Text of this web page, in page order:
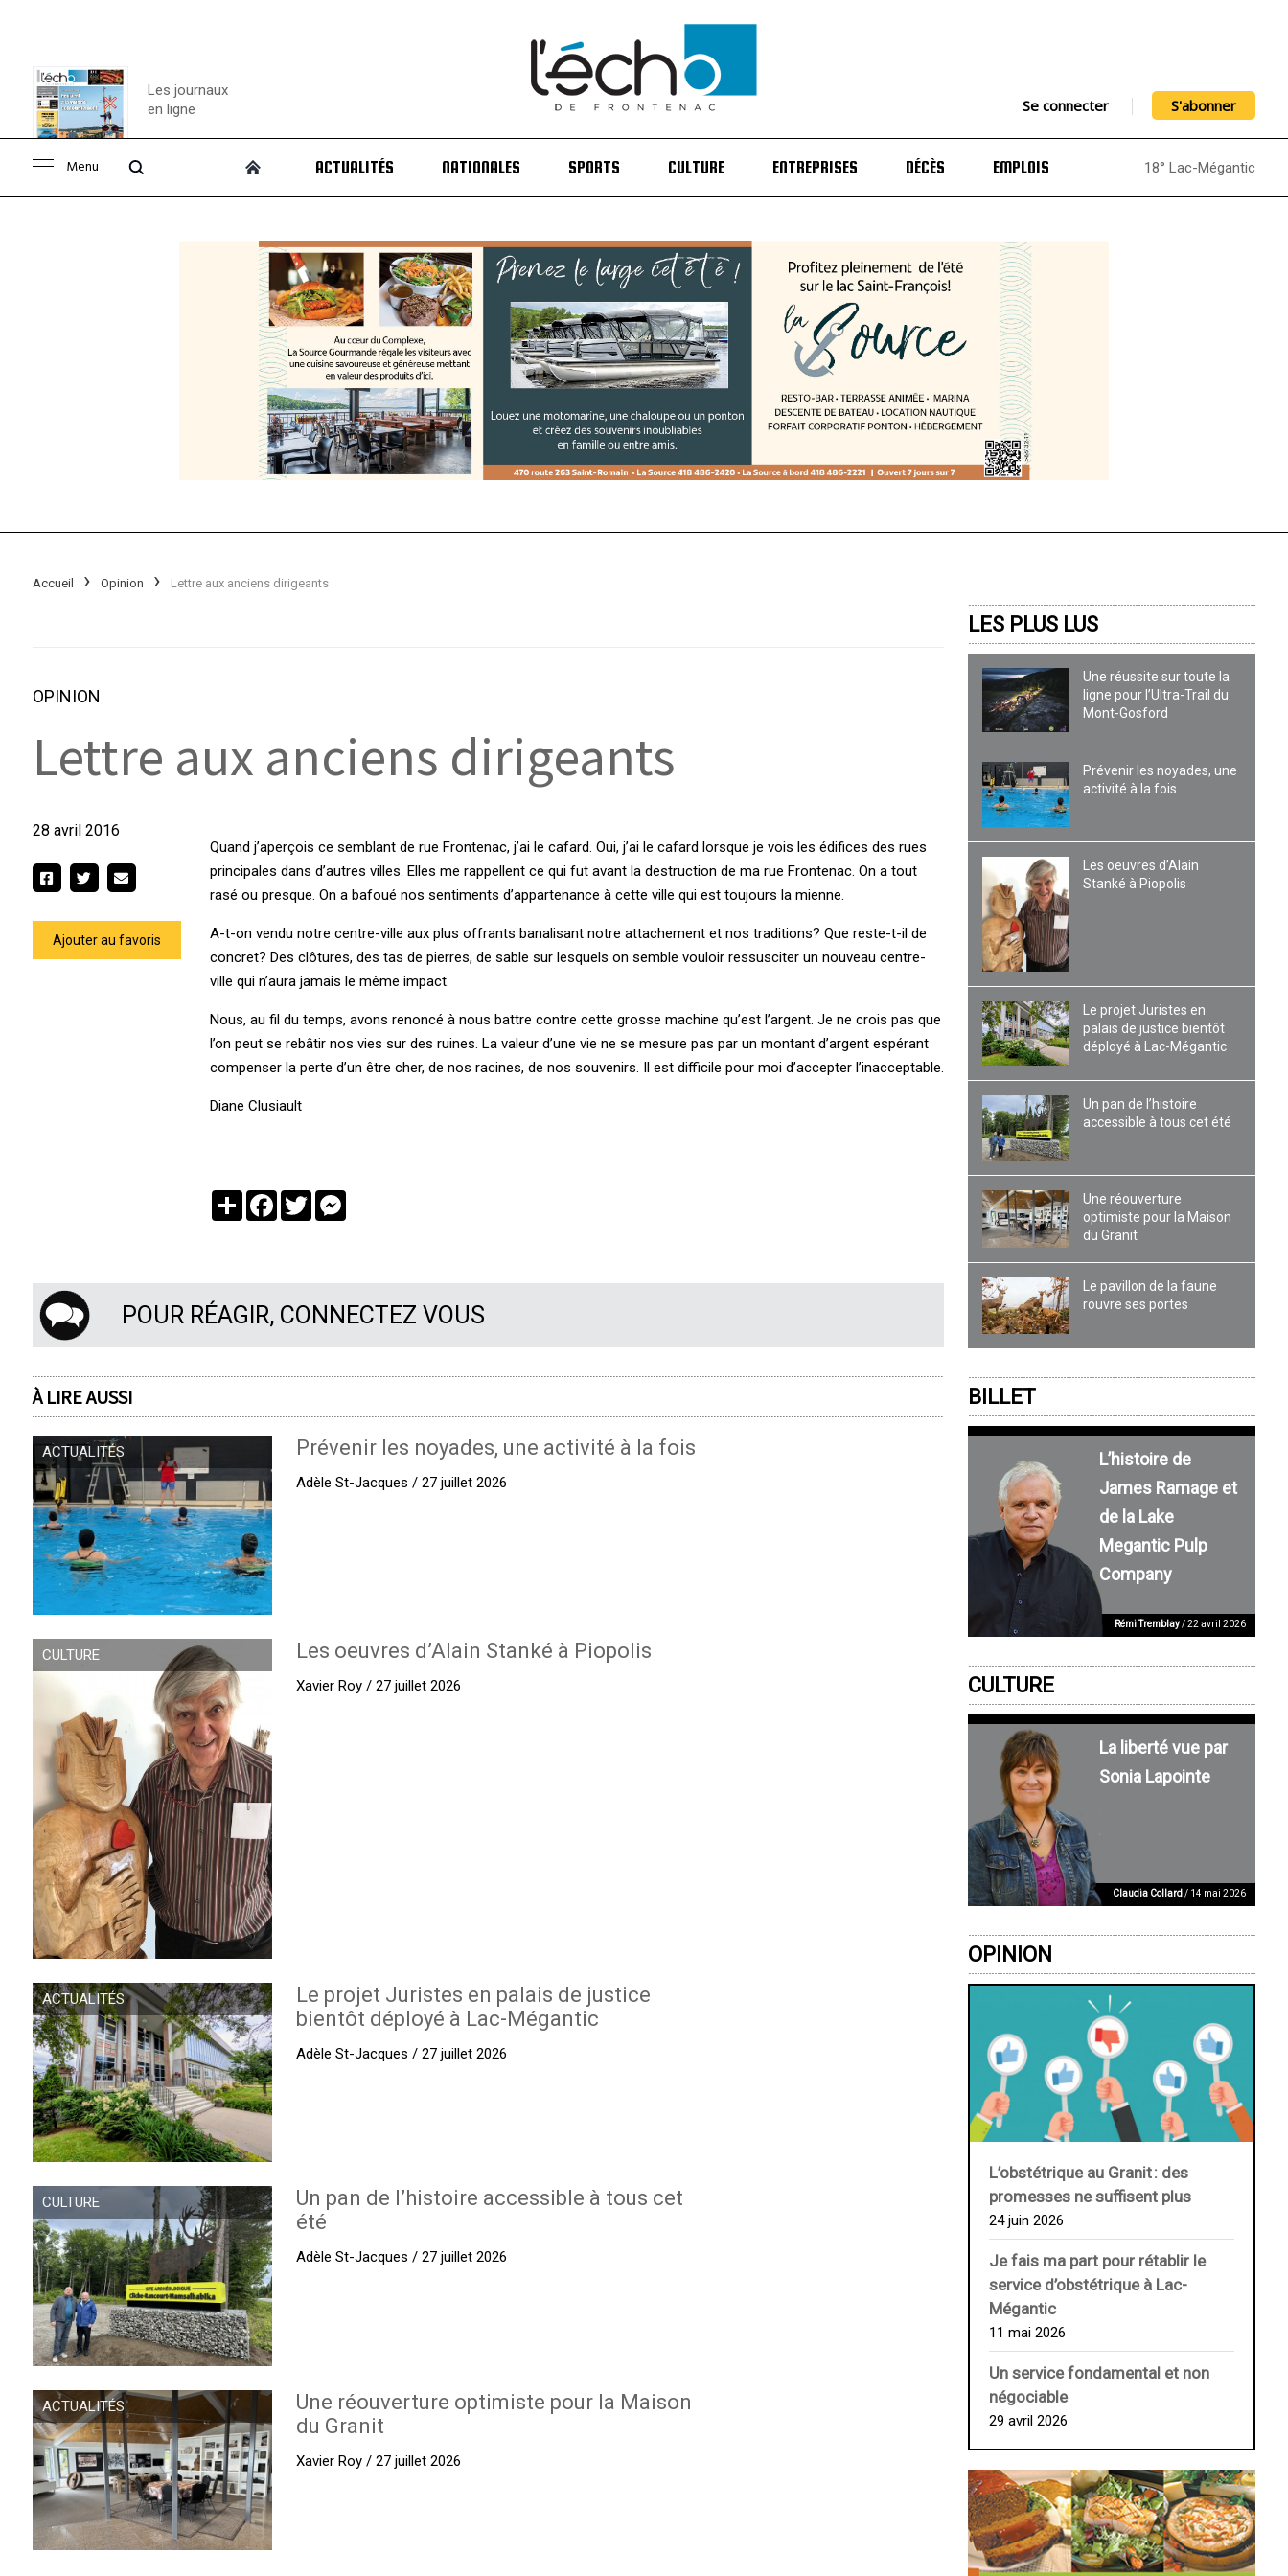
Consulter le
Les journaux
en ligne
Se connecter S'abonner
Menu ACTUALITÉS NATIONALES SPORTS CULTURE ENTREPRISES DÉCÈS EMPLOIS 18° Lac-Mégantic
Accueil Opinion Lettre aux anciens dirigeants
OPINION
Lettre aux anciens dirigeants
28 avril 2016
Ajouter au favoris
Quand j’aperçois ce semblant de rue Frontenac, j’ai le cafard. Oui, j’ai le cafard lorsque je vois les édifices des rues
principales dans d’autres villes. Elles me rappellent ce qui fut avant la destruction de ma rue Frontenac. On a tout
rasé ou presque. On a bafoué nos sentiments d’appartenance à cette ville qui est toujours la mienne.
A-t-on vendu notre centre-ville aux plus offrants banalisant notre attachement et nos traditions? Que reste-t-il de
concret? Des clôtures, des tas de pierres, de sable sur lesquels on semble vouloir ressusciter un nouveau centre-
ville qui n’aura jamais le même impact.
Nous, au fil du temps, avons renoncé à nous battre contre cette grosse machine qu’est l’argent. Je ne crois pas que
l’on peut se rebâtir nos vies sur des ruines. La valeur d’une vie ne se mesure pas par un montant d’argent espérant
compenser la perte d’un être cher, de nos racines, de nos souvenirs. Il est difficile pour moi d’accepter l’inacceptable.
Diane Clusiault
PartagerFacebook
TwitterMessenger
POUR RÉAGIR, CONNECTEZ VOUS
À LIRE AUSSI
ACTUALITÉS Prévenir les noyades, une activité à la fois
Adèle St-Jacques / 27 juillet 2026
CULTURE Les oeuvres d’Alain Stanké à Piopolis
Xavier Roy / 27 juillet 2026
ACTUALITÉS
Le projet Juristes en palais de justice
bientôt déployé à Lac-Mégantic
Adèle St-Jacques / 27 juillet 2026
CULTURE
Un pan de l’histoire accessible à tous cet
été
Adèle St-Jacques / 27 juillet 2026
ACTUALITÉS
Une réouverture optimiste pour la Maison
du Granit
Xavier Roy / 27 juillet 2026
LES PLUS LUS
Une réussite sur toute la
ligne pour l’Ultra-Trail du
Mont-Gosford
Prévenir les noyades, une
activité à la fois
Les oeuvres d’Alain
Stanké à Piopolis
Le projet Juristes en
palais de justice bientôt
déployé à Lac-Mégantic
Un pan de l’histoire
accessible à tous cet été
Une réouverture
optimiste pour la Maison
du Granit
Le pavillon de la faune
rouvre ses portes
BILLET
L’histoire de
James Ramage et
de la Lake
Megantic Pulp
Company
Rémi Tremblay/ 22 avril 2026
CULTURE
La liberté vue par
Sonia Lapointe
Claudia Collard/ 14 mai 2026
OPINION
L’obstétrique au ­Granit : des
promesses ne suffisent plus
24 juin 2026
Je fais ma part pour rétablir le
service d’obstétrique à Lac-
Mégantic
11 mai 2026
Un service fondamental et non
négociable
29 avril 2026